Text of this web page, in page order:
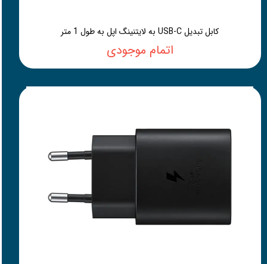
کابل تبدیل USB-C به لایتنینگ اپل به طول 1 متر
اتمام موجودی